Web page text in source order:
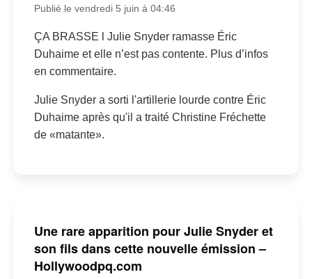
Publié le vendredi 5 juin à 04:46
ÇA BRASSE l Julie Snyder ramasse Éric
Duhaime et elle n’est pas contente. Plus d’infos
en commentaire.
Julie Snyder a sorti l'artillerie lourde contre Éric
Duhaime après qu'il a traité Christine Fréchette
de «matante».
Une rare apparition pour Julie Snyder et
son fils dans cette nouvelle émission –
Hollywoodpq.com